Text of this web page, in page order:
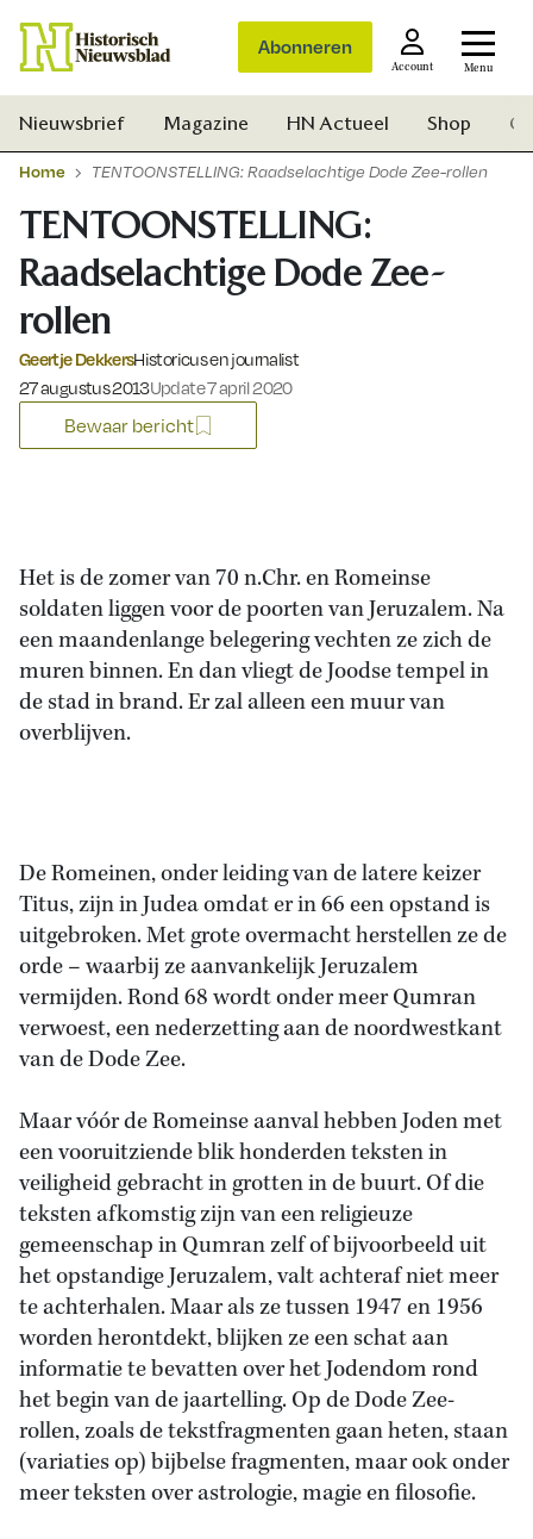
Abonneren
Account Menu
Nieuwsbrief Magazine HN Actueel Shop
Home TENTOONSTELLING: Raadselachtige Dode Zee-rollen
TENTOONSTELLING:
Raadselachtige Dode Zee-
rollen
Geertje DekkersHistoricus en journalist
Gepubliceerd op:
27 augustus 2013Update 7 april 2020
Bewaar bericht
Het is de zomer van 70 n.Chr. en Romeinse
soldaten liggen voor de poorten van Jeruzalem. Na
een maandenlange belegering vechten ze zich de
muren binnen. En dan vliegt de Joodse tempel in
de stad in brand. Er zal alleen een muur van
overblijven.
De Romeinen, onder leiding van de latere keizer
Titus, zijn in Judea omdat er in 66 een opstand is
uitgebroken. Met grote overmacht herstellen ze de
orde – waarbij ze aanvankelijk Jeruzalem
vermijden. Rond 68 wordt onder meer Qumran
verwoest, een nederzetting aan de noordwestkant
van de Dode Zee.
Maar vóór de Romeinse aanval hebben Joden met
een vooruitziende blik honderden teksten in
veiligheid gebracht in grotten in de buurt. Of die
teksten afkomstig zijn van een religieuze
gemeenschap in Qumran zelf of bijvoorbeeld uit
het opstandige Jeruzalem, valt achteraf niet meer
te achterhalen. Maar als ze tussen 1947 en 1956
worden herontdekt, blijken ze een schat aan
informatie te bevatten over het Jodendom rond
het begin van de jaartelling. Op de Dode Zee-
rollen, zoals de tekstfragmenten gaan heten, staan
(variaties op) bijbelse fragmenten, maar ook onder
meer teksten over astrologie, magie en filosofie.